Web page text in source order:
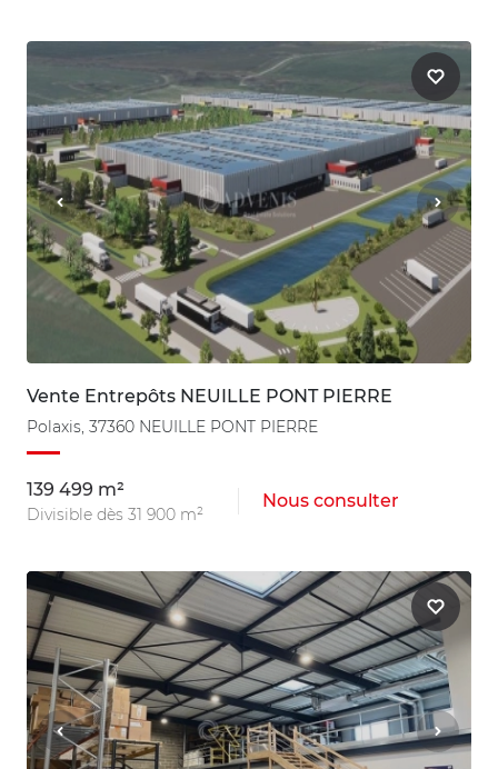
Vente Entrepôts NEUILLE PONT PIERRE
Polaxis, 37360 NEUILLE PONT PIERRE
139 499 m²
Divisible dès 31 900 m²
Nous consulter